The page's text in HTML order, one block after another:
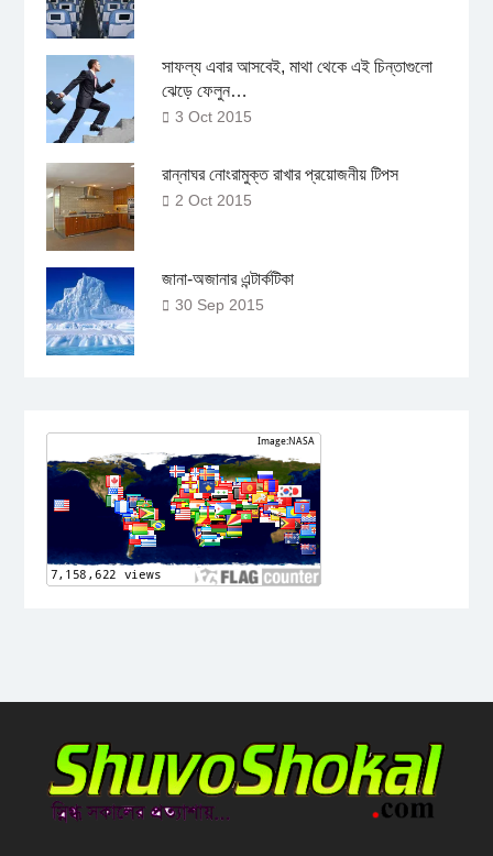
সাফল্য এবার আসবেই, মাথা থেকে এই চিন্তাগুলো
ঝেড়ে ফেলুন…
3 Oct 2015
রান্নাঘর নোংরামুক্ত রাখার প্রয়োজনীয় টিপস
2 Oct 2015
জানা-অজানার এন্টার্কটিকা
30 Sep 2015